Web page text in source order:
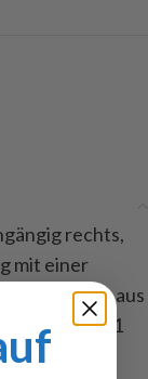
rechts,
mit einer
Schnecke aus
Schnecke, 1